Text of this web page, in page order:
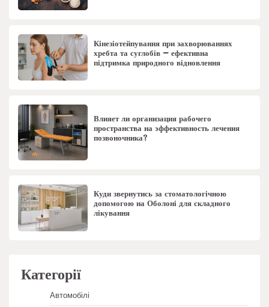
Кінезіотейпування при захворюваннях
хребта та суглобів – ефективна
підтримка природного відновлення
Влияет ли организация рабочего
пространства на эффективность лечения
позвоночника?
Куди звернутись за стоматологічною
допомогою на Оболоні для складного
лікування
Категорії
Автомобілі